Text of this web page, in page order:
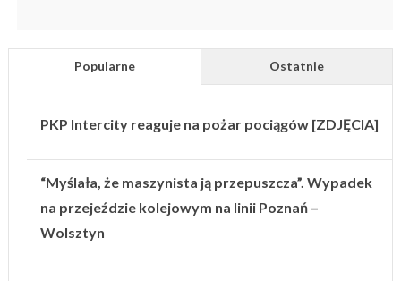
Popularne Ostatnie
PKP Intercity reaguje na pożar pociągów [ZDJĘCIA]
“Myślała, że maszynista ją przepuszcza”. Wypadek
na przejeździe kolejowym na linii Poznań –
Wolsztyn